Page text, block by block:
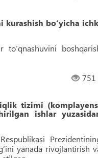
kurashish bo‘yicha
to‘qnashuvini
751
tizimi
ishlar
yanada rivojlantirish